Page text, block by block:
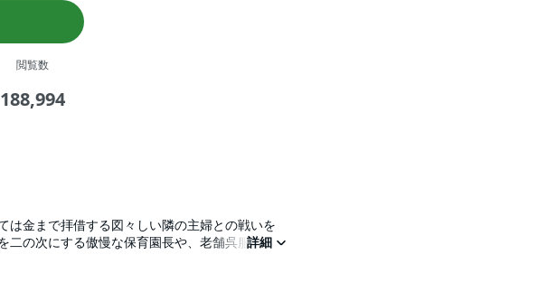
閲覧数
188,994
金まで拝借する図々しい隣の主婦との戦いを
の次にする傲慢な保育園長や、老舗呉服店内
詳細